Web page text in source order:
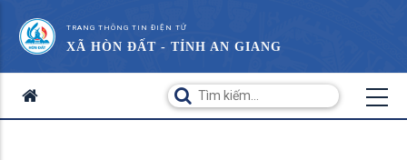
TRANG THÔNG TIN ĐIỆN TỬ
XÃ HÒN ĐẤT - TỈNH AN GIANG